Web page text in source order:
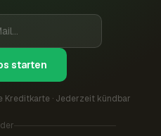
starten
Kreditkarte · Jederzeit kündbar